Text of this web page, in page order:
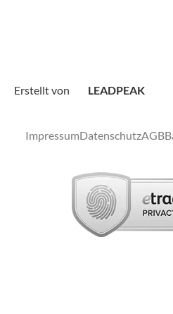
Erstellt von LEADPEAK
ImpressumDatenschutzAGB